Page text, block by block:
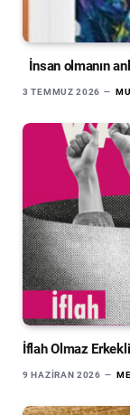
İnsan olmanın
3 TEMMUZ 2026
İflah Olmaz
9 HAZIRAN 2026